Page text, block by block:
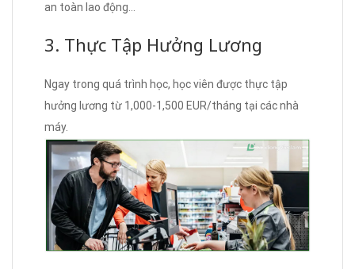
an toàn lao động…
3. Thực Tập Hưởng Lương
Ngay trong quá trình học, học viên được thực tập
hưởng lương từ 1,000-1,500 EUR/tháng tại các nhà
máy.